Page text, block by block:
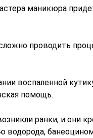
маникюра
проводить
воспаленной
помощь.
ранки, и они
водорода,